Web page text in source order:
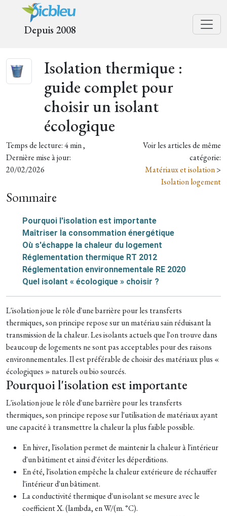
Depuis 2008
Isolation thermique :
guide complet pour
choisir un isolant
écologique
Temps de lecture: 4 min ,
Dernière mise à jour:
20/02/2026
Voir les articles de même
catégorie:
Matériaux et isolation>
Isolation logement
Sommaire
Pourquoi l'isolation est importante
Maîtriser la consommation énergétique
Où s'échappe la chaleur du logement
Réglementation thermique RT 2012
Réglementation environnementale RE 2020
Quel isolant « écologique » choisir ?
L'isolation joue le rôle d'une barrière pour les transferts
thermiques, son principe repose sur un matériau sain réduisant la
transmission de la chaleur. Les isolants actuels que l'on trouve dans
beaucoup de logements ne sont pas acceptables pour des raisons
environnementales. Il est préférable de choisir des matériaux plus «
écologiques » naturels ou bio sourcés.
Pourquoi l'isolation est importante
L'isolation joue le rôle d'une barrière pour les transferts
thermiques, son principe repose sur l'utilisation de matériaux ayant
une capacité à transmettre la chaleur la plus faible possible.
En hiver, l'isolation permet de maintenir la chaleur à l'intérieur
d'un bâtiment et ainsi d'éviter les déperditions.
En été, l'isolation empêche la chaleur extérieure de réchauffer
l'intérieur d'un bâtiment.
La conductivité thermique d'un isolant se mesure avec le
coefficient X. (lambda, en W/(m. °C).